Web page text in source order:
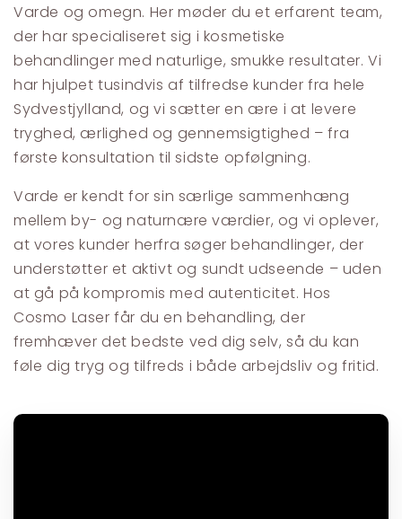
Varde og omegn. Her møder du et erfarent team,
der har specialiseret sig i kosmetiske
behandlinger med naturlige, smukke resultater. Vi
har hjulpet tusindvis af tilfredse kunder fra hele
Sydvestjylland, og vi sætter en ære i at levere
tryghed, ærlighed og gennemsigtighed – fra
første konsultation til sidste opfølgning.
Varde er kendt for sin særlige sammenhæng
mellem by- og naturnære værdier, og vi oplever,
at vores kunder herfra søger behandlinger, der
understøtter et aktivt og sundt udseende – uden
at gå på kompromis med autenticitet. Hos
Cosmo Laser får du en behandling, der
fremhæver det bedste ved dig selv, så du kan
føle dig tryg og tilfreds i både arbejdsliv og fritid.